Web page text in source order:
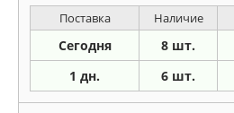
Поставка Наличие
Сегодня 8 шт.
1 дн. 6 шт.